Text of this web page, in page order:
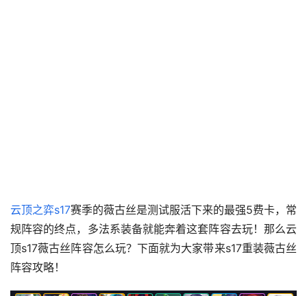
云顶之弈s17赛季的薇古丝是测试服活下来的最强5费卡，常
规阵容的终点，多法系装备就能奔着这套阵容去玩！那么云
顶s17薇古丝阵容怎么玩？下面就为大家带来s17重装薇古丝
阵容攻略！